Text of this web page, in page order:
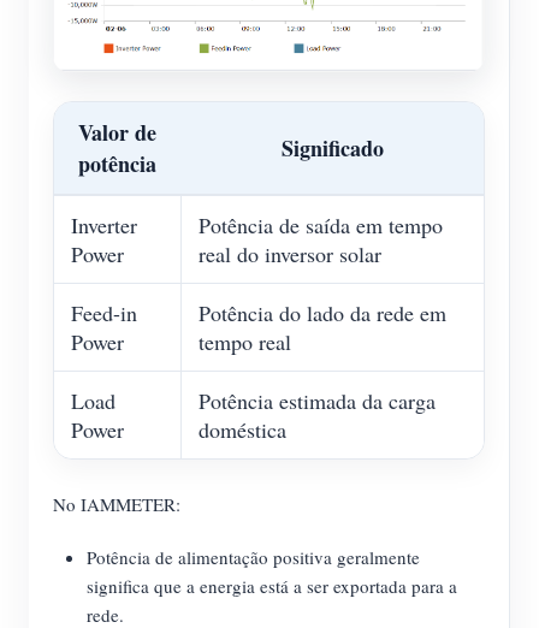
Valor de
potência
Significado
Inverter
Power
Potência de saída em tempo
real do inversor solar
Feed-in
Power
Potência do lado da rede em
tempo real
Load
Power
Potência estimada da carga
doméstica
No IAMMETER:
Potência de alimentação positiva geralmente
significa que a energia está a ser exportada para a
rede.